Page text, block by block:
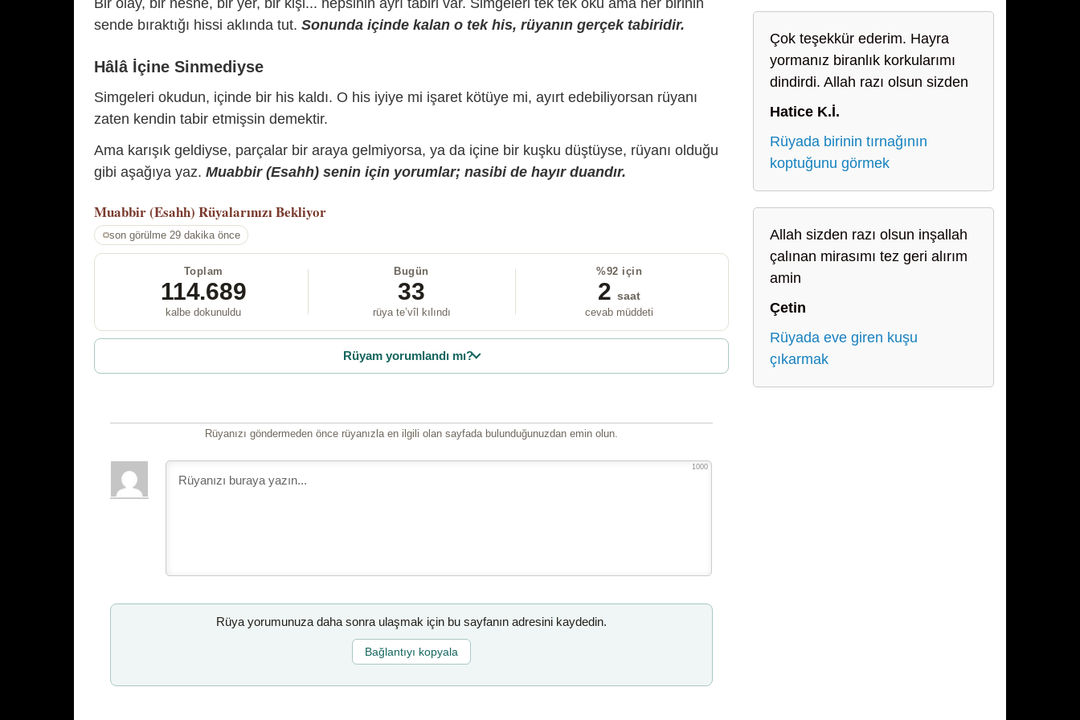
sende bıraktığı hissi aklında tut. Sonunda içinde kalan o tek his, rüyanın gerçek tabiridir.
Hâlâ İçine Sinmediyse
Simgeleri okudun, içinde bir his kaldı. O his iyiye mi işaret kötüye mi, ayırt edebiliyorsan rüyanı
zaten kendin tabir etmişsin demektir.
Ama karışık geldiyse, parçalar bir araya gelmiyorsa, ya da içine bir kuşku düştüyse, rüyanı olduğu
gibi aşağıya yaz. Muabbir (Esahh) senin için yorumlar; nasibi de hayır duandır.
Muabbir (Esahh) Rüyalarınızı Bekliyor
son görülme 29 dakika önce
Toplam
114.689
kalbe dokunuldu
Bugün
33
rüya te’vîl kılındı
%92 için
2 saat
cevab müddeti
Rüyam yorumlandı mı?
Rüyanızı göndermeden önce rüyanızla en ilgili olan sayfada bulunduğunuzdan emin olun.
1000
Rüya yorumunuza daha sonra ulaşmak için bu sayfanın adresini kaydedin.
Bağlantıyı kopyala
Çok teşekkür ederim. Hayra
yormanız biranlık korkularımı
dindirdi. Allah razı olsun sizden
Hatice K.İ.
Rüyada birinin tırnağının
koptuğunu görmek
Allah sizden razı olsun inşallah
çalınan mirasımı tez geri alırım
amin
Çetin
Rüyada eve giren kuşu
çıkarmak